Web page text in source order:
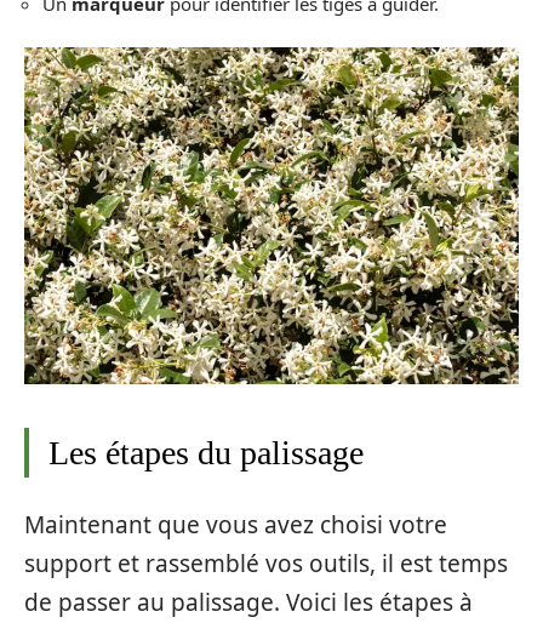
Les étapes du palissage
Maintenant que vous avez choisi votre
support et rassemblé vos outils, il est temps
de passer au palissage. Voici les étapes à